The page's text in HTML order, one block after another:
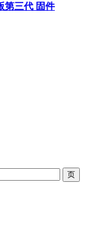
第三代 固件